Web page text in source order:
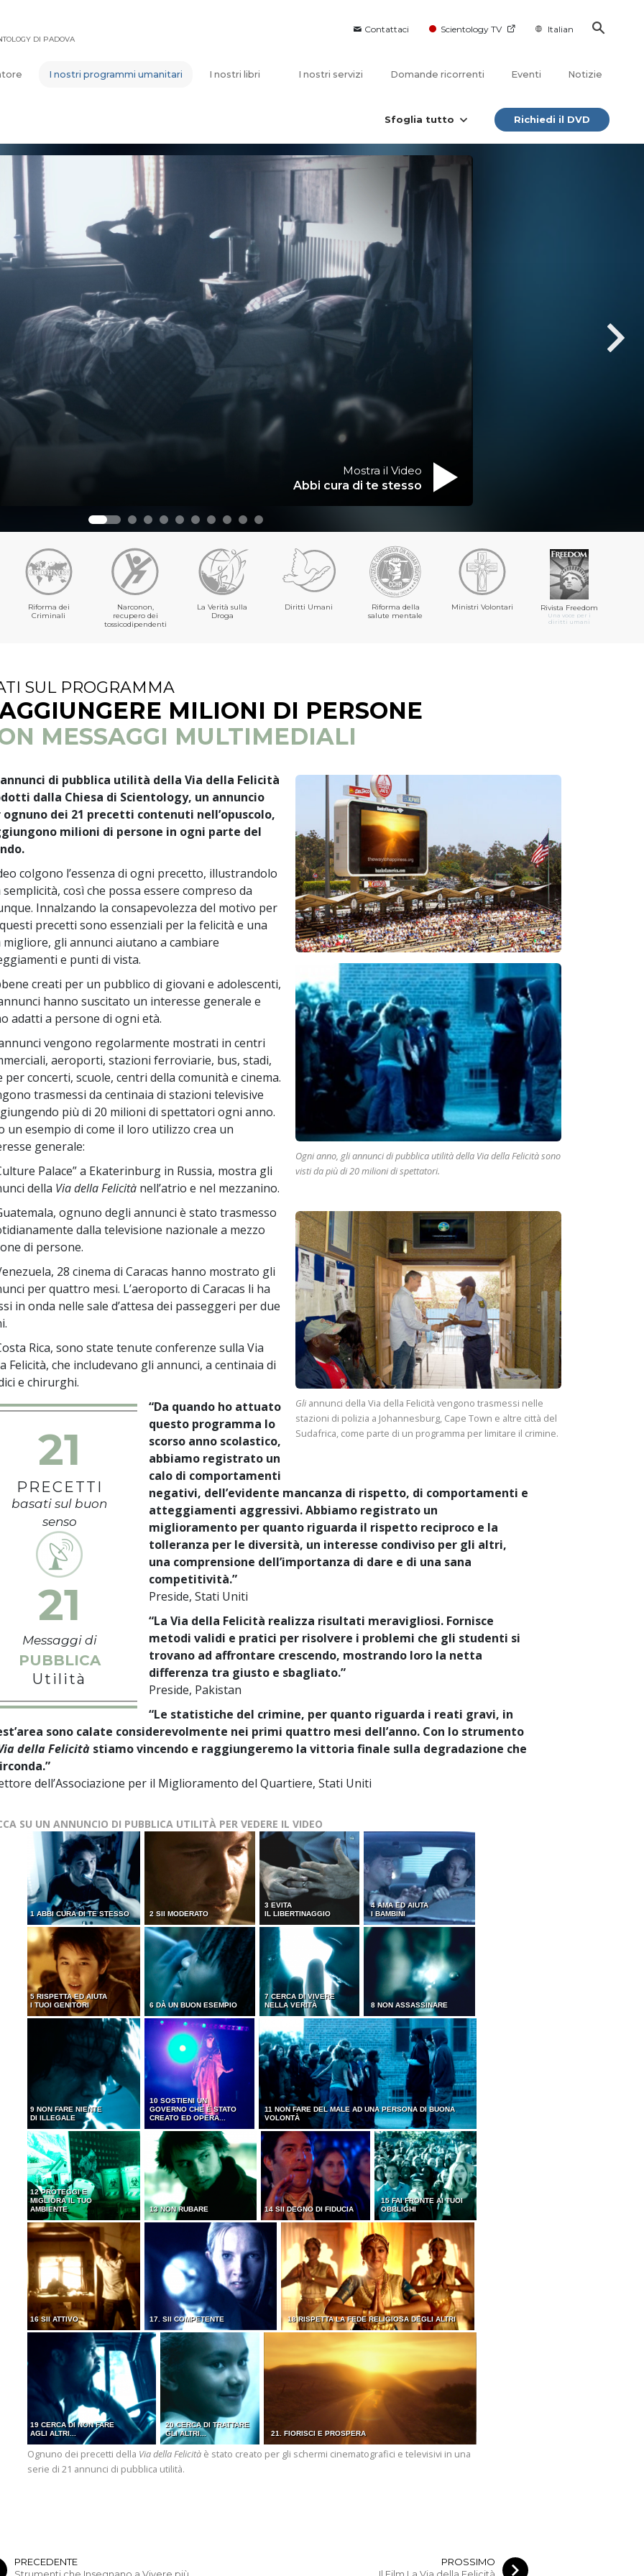
Contattaci Scientology TV Italian
DI PADOVA
I nostri programmi umanitari I nostri libri I nostri servizi Domande ricorrenti Eventi Notizie
Sfoglia tutto Richiedi il DVD
Mostra il Video
Abbi cura di te stesso
Riforma dei
Criminali
Narconon,
recupero dei
tossicodipendenti
La Verità sulla
Droga
Diritti Umani
Riforma della
salute mentale
Ministri Volontari Rivista Freedom
Una voce per i
diritti umani
SUL PROGRAMMA
MILIONI DI PERSONE
MESSAGGI MULTIMEDIALI
Ogni anno, gli annunci di pubblica utilità della Via della Felicità sono
visti da più di 20 milioni di spettatori.
Gli annunci della Via della Felicità vengono trasmessi nelle
stazioni di polizia a Johannesburg, Cape Town e altre città del
Sudafrica, come parte di un programma per limitare il crimine.
di pubblica utilità della Via della Felicità
dalla Chiesa di Scientology, un annuncio
ognuno dei 21 precetti contenuti nell’opuscolo,
milioni di persone in ogni parte del
colgono l’essenza di ogni precetto, illustrandolo
semplicità, così che possa essere compreso da
Innalzando la consapevolezza del motivo per
precetti sono essenziali per la felicità e una
migliore, gli annunci aiutano a cambiare
e punti di vista.
creati per un pubblico di giovani e adolescenti,
hanno suscitato un interesse generale e
adatti a persone di ogni età.
vengono regolarmente mostrati in centri
aeroporti, stazioni ferroviarie, bus, stadi,
per concerti, scuole, centri della comunità e cinema.
trasmessi da centinaia di stazioni televisive
più di 20 milioni di spettatori ogni anno.
un esempio di come il loro utilizzo crea un
generale:
Palace” a Ekaterinburg in Russia, mostra gli
della Via della Felicità nell’atrio e nel mezzanino.
ognuno degli annunci è stato trasmesso
dalla televisione nazionale a mezzo
di persone.
28 cinema di Caracas hanno mostrato gli
per quattro mesi. L’aeroporto di Caracas li ha
in onda nelle sale d’attesa dei passeggeri per due
Rica, sono state tenute conferenze sulla Via
Felicità, che includevano gli annunci, a centinaia di
e chirurghi.
21
PRECETTI
basati sul buon
senso
21
Messaggi di
PUBBLICA
Utilità
“Da quando ho attuato
questo programma lo
scorso anno scolastico,
abbiamo registrato un
calo di comportamenti
negativi, dell’evidente mancanza di rispetto, di comportamenti e
atteggiamenti aggressivi. Abbiamo registrato un
miglioramento per quanto riguarda il rispetto reciproco e la
tolleranza per le diversità, un interesse condiviso per gli altri,
una comprensione dell’importanza di dare e di una sana
competitività.”
Preside, Stati Uniti
“La Via della Felicità realizza risultati meravigliosi. Fornisce
metodi validi e pratici per risolvere i problemi che gli studenti si
trovano ad affrontare crescendo, mostrando loro la netta
differenza tra giusto e sbagliato.”
Preside, Pakistan
“Le statistiche del crimine, per quanto riguarda i reati gravi, in
sono calate considerevolmente nei primi quattro mesi dell’anno. Con lo strumento
della Felicità stiamo vincendo e raggiungeremo la vittoria finale sulla degradazione che
dell’Associazione per il Miglioramento del Quartiere, Stati Uniti
SU UN ANNUNCIO DI PUBBLICA UTILITÀ PER VEDERE IL VIDEO
1 ABBI CURA DI TE STESSO 2 SII MODERATO
3 EVITA
IL LIBERTINAGGIO
4 AMA ED AIUTA
I BAMBINI
5 RISPETTA ED AIUTA
I TUOI GENITORI
6 DÀ UN BUON ESEMPIO
7 CERCA DI VIVERE
NELLA VERITÀ
8 NON ASSASSINARE
9 NON FARE NIENTE
DI ILLEGALE
10 SOSTIENI UN
GOVERNO CHE È STATO
CREATO ED OPERA...
11 NON FARE DEL MALE AD UNA PERSONA DI BUONA
VOLONTÀ
12 PROTEGGI E
MIGLIORA IL TUO
AMBIENTE
13 NON RUBARE 14 SII DEGNO DI FIDUCIA
15 FAI FRONTE AI TUOI
OBBLIGHI
16 SII ATTIVO 17. SII COMPETENTE 18 RISPETTA LA FEDE RELIGIOSA DEGLI ALTRI
19 CERCA DI NON FARE
AGLI ALTRI...
20 CERCA DI TRATTARE
GLI ALTRI...
21. FIORISCI E PROSPERA
Ognuno dei precetti della Via della Felicitàè stato creato per gli schermi cinematografici e televisivi in una
serie di 21 annunci di pubblica utilità.
PRECEDENTE PROSSIMO